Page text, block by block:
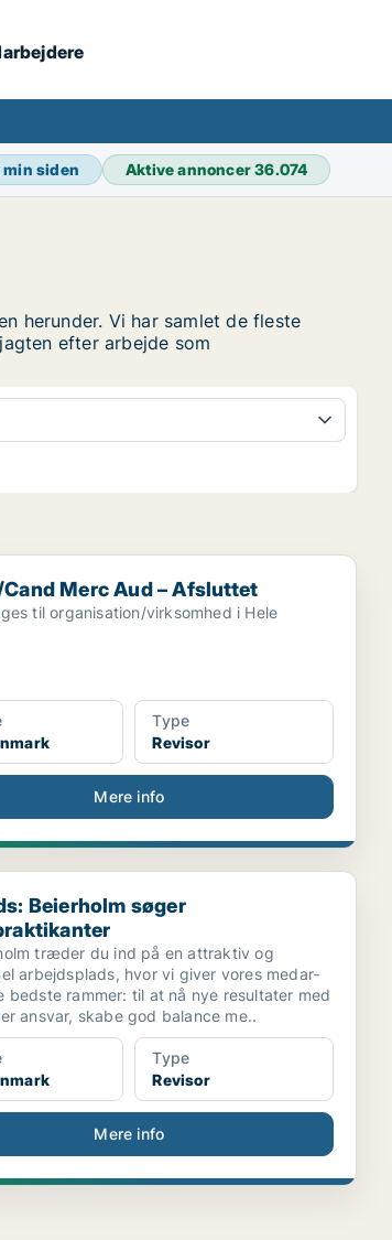
min siden Aktive annoncer36.074
herunder. Vi har samlet de fleste
efter arbejde som
Merc Aud – Afsluttet
Merc Aud – Afsluttet
til organisation/virksomhed i Hele
Type
Revisor
Mere info
søger revisorpraktikanter
Beierholm søger
træder du ind på en attraktiv og
arbejdsplads, hvor vi giver vores medar­
bedste rammer: til at nå nye re­sultater med
ansvar, skabe god balance me..
Type
Revisor
Mere info